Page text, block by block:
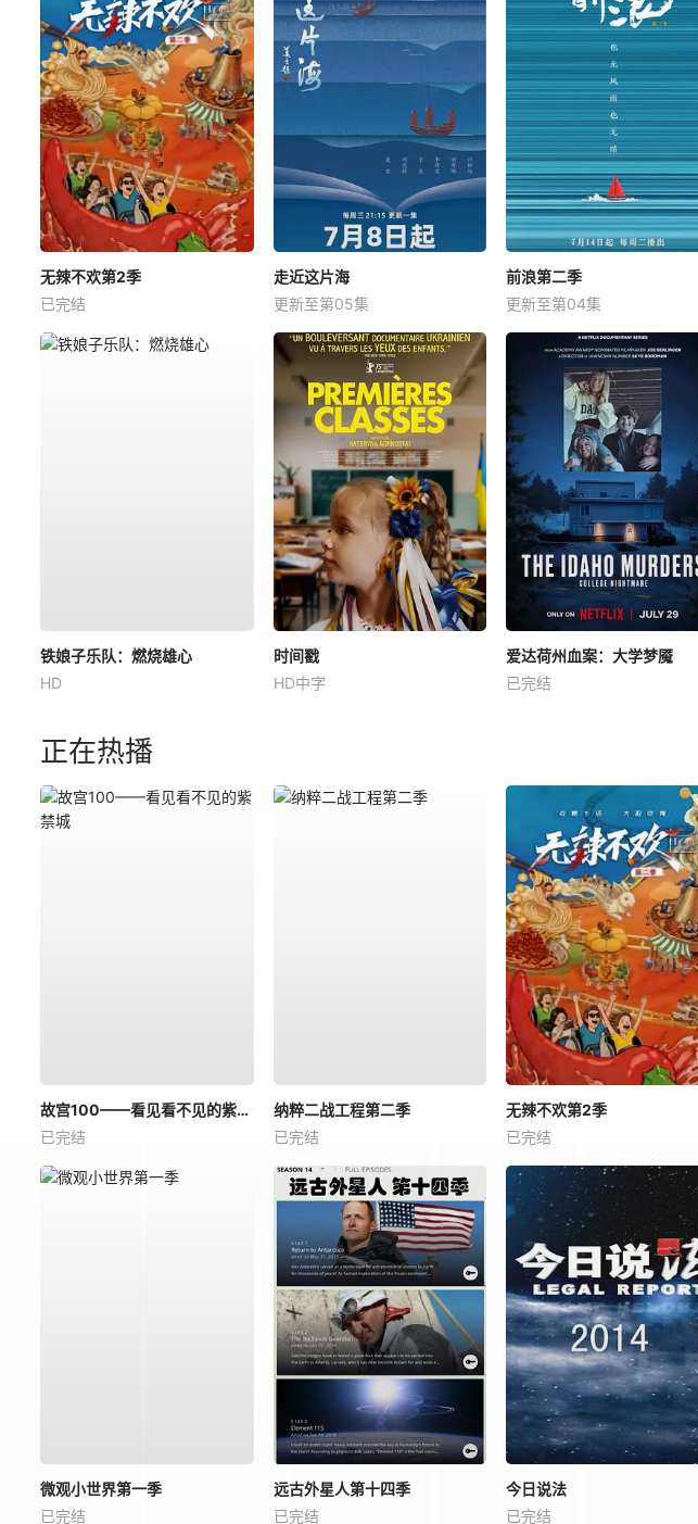
无辣不欢第2季
已完结
走近这片海
更新至第05集
前浪第二季
更新至第04集
铁娘子乐队：燃烧雄心
HD
时间戳
HD中字
爱达荷州血案：大学梦魇
已完结
正在热播
故宫100——看见看不见的紫禁城
已完结
纳粹二战工程第二季
已完结
无辣不欢第2季
已完结
微观小世界第一季
已完结
远古外星人第十四季
已完结
今日说法
已完结